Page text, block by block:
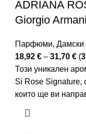
ADRIANA
Giorgio
Парфюми,
18,92 € – 31,70 € (
Този уникален
Si Rose Signature,
които ще ви